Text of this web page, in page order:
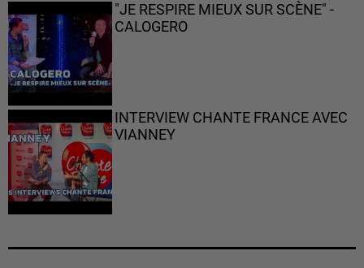
"JE RESPIRE MIEUX SUR SCÈNE" -
CALOGERO
INTERVIEW CHANTE FRANCE AVEC
VIANNEY